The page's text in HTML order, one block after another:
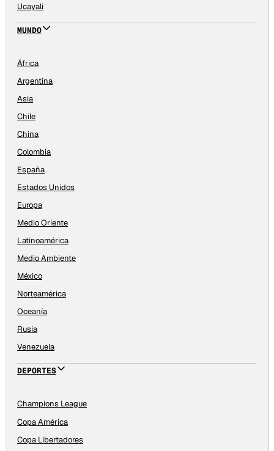
Ucayali
MUNDO
África
Argentina
Asia
Chile
China
Colombia
España
Estados Unidos
Europa
Medio Oriente
Latinoamérica
Medio Ambiente
México
Norteamérica
Oceanía
Rusia
Venezuela
DEPORTES
Champions League
Copa América
Copa Libertadores